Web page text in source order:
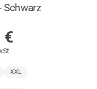
Schwarz
€
XXL